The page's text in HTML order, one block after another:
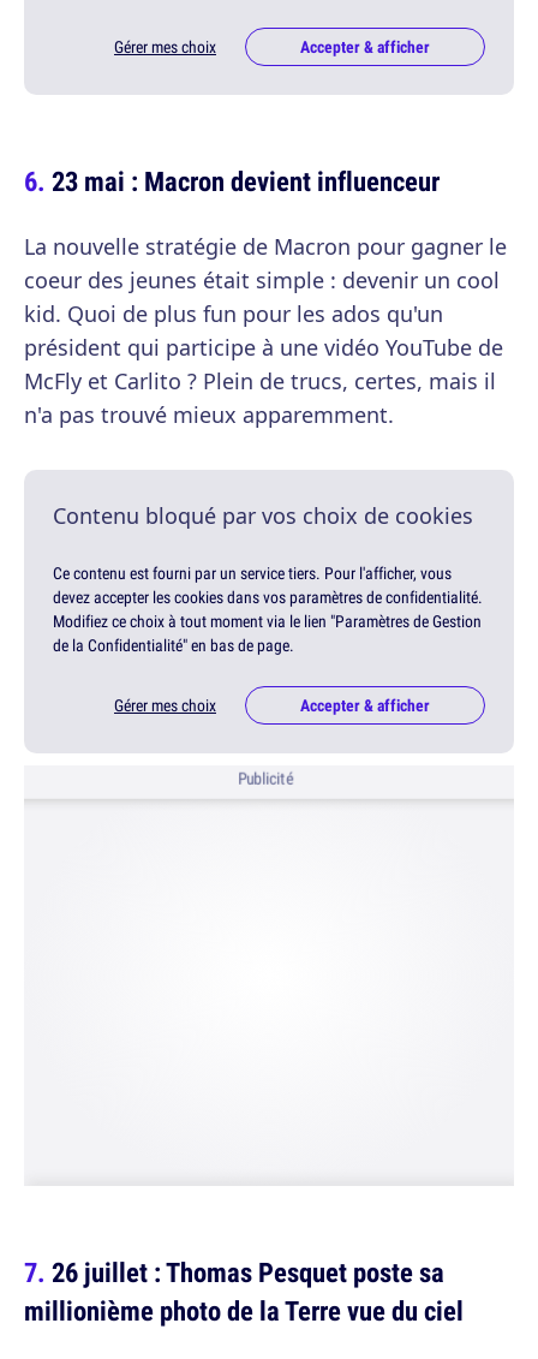
Gérer mes choix Accepter & afficher
23 mai : Macron devient influenceur
La nouvelle stratégie de Macron pour gagner le
coeur des jeunes était simple : devenir un cool
kid. Quoi de plus fun pour les ados qu'un
président qui participe à une vidéo YouTube de
McFly et Carlito ? Plein de trucs, certes, mais il
n'a pas trouvé mieux apparemment.
Contenu bloqué par vos choix de cookies
Ce contenu est fourni par un service tiers. Pour l'afficher, vous
devez accepter les cookies dans vos paramètres de confidentialité.
Modifiez ce choix à tout moment via le lien "Paramètres de Gestion
de la Confidentialité" en bas de page.
Gérer mes choix Accepter & afficher
Publicité
26 juillet : Thomas Pesquet poste sa
millionième photo de la Terre vue du ciel